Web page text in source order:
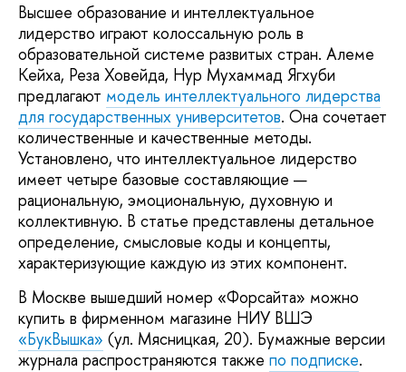
Высшее образование и интеллектуальное
лидерство играют колоссальную роль в
образовательной системе развитых стран. Алеме
Кейха, Реза Ховейда, Нур Мухаммад Ягхуби
предлагают модель интеллектуального лидерства
для государственных университетов. Она сочетает
количественные и качественные методы.
Установлено, что интеллектуальное лидерство
имеет четыре базовые составляющие —
рациональную, эмоциональную, духовную и
коллективную. В статье представлены детальное
определение, смысловые коды и концепты,
характеризующие каждую из этих компонент.
В Москве вышедший номер «Форсайта» можно
купить в фирменном магазине НИУ ВШЭ
«БукВышка» (ул. Мясницкая, 20). Бумажные версии
журнала распространяются также по подписке.